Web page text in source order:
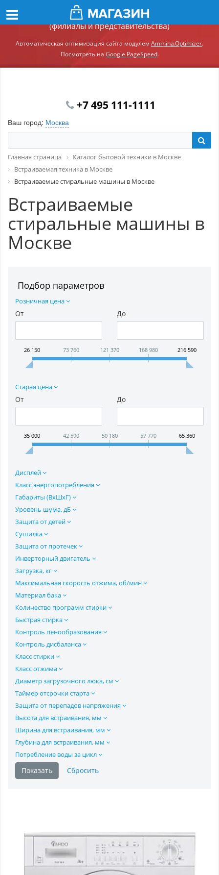
Демонстрационный сайт модуля Ammina.Регионы
(филиалы и представительства)
Автоматическая оптимизация сайта модулем Ammina.Optimizer.
Посмотреть на Google PageSpeed.
+7 495 111-1111
Ваш город: Москва
Главная страница
Каталог бытовой техники в Москве
Встраиваемая техника в Москве
Встраиваемые стиральные машины в Москве
Встраиваемые
стиральные машины в
Москве
Подбор параметров
Розничная цена
От До
26 150 73 760 121 370 168 980 216 590
Старая цена
От До
35 000 42 590 50 180 57 770 65 360
Дисплей
Класс энергопотребления
Габариты (ВхШхГ)
Уровень шума, дБ
Защита от детей
Сушилка
Защита от протечек
Инверторный двигатель
Загрузка, кг
Максимальная скорость отжима, об/мин
Материал бака
Количество программ стирки
Быстрая стирка
Контроль пенообразования
Контроль дисбаланса
Класс стирки
Класс отжима
Диаметр загрузочного люка, см
Таймер отсрочки старта
Защита от перепадов напряжения
Высота для встраивания, мм
Ширина для встраивания, мм
Глубина для встраивания, мм
Потребление воды за цикл